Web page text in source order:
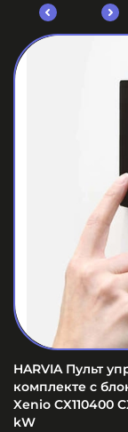
HARVIA Пульт
комплекте с
Xenio CX110400
kW